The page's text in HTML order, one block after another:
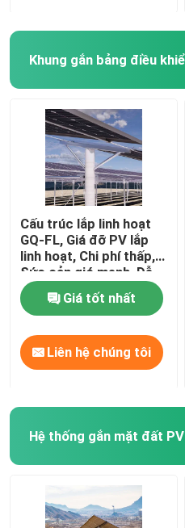
Cấu trúc lắp linh hoạt
GQ-FL, Giá đỡ PV lắp
linh hoạt, Chi phí thấp,
Sức cản gió mạnh, Dễ
lắp đặt
Giá tốt nhất
Liên hệ chúng tôi
Hệ thống gắn mặt đất PV